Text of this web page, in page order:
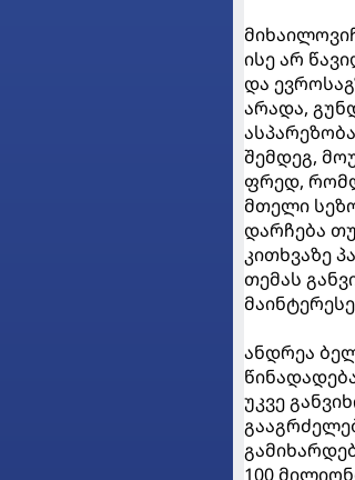
ისე არ
და
არადა,
შემდეგ,
ფრედ,
მთელი
დარჩება
კითხვაზე
თემას
ანდრეა
უკვე
100